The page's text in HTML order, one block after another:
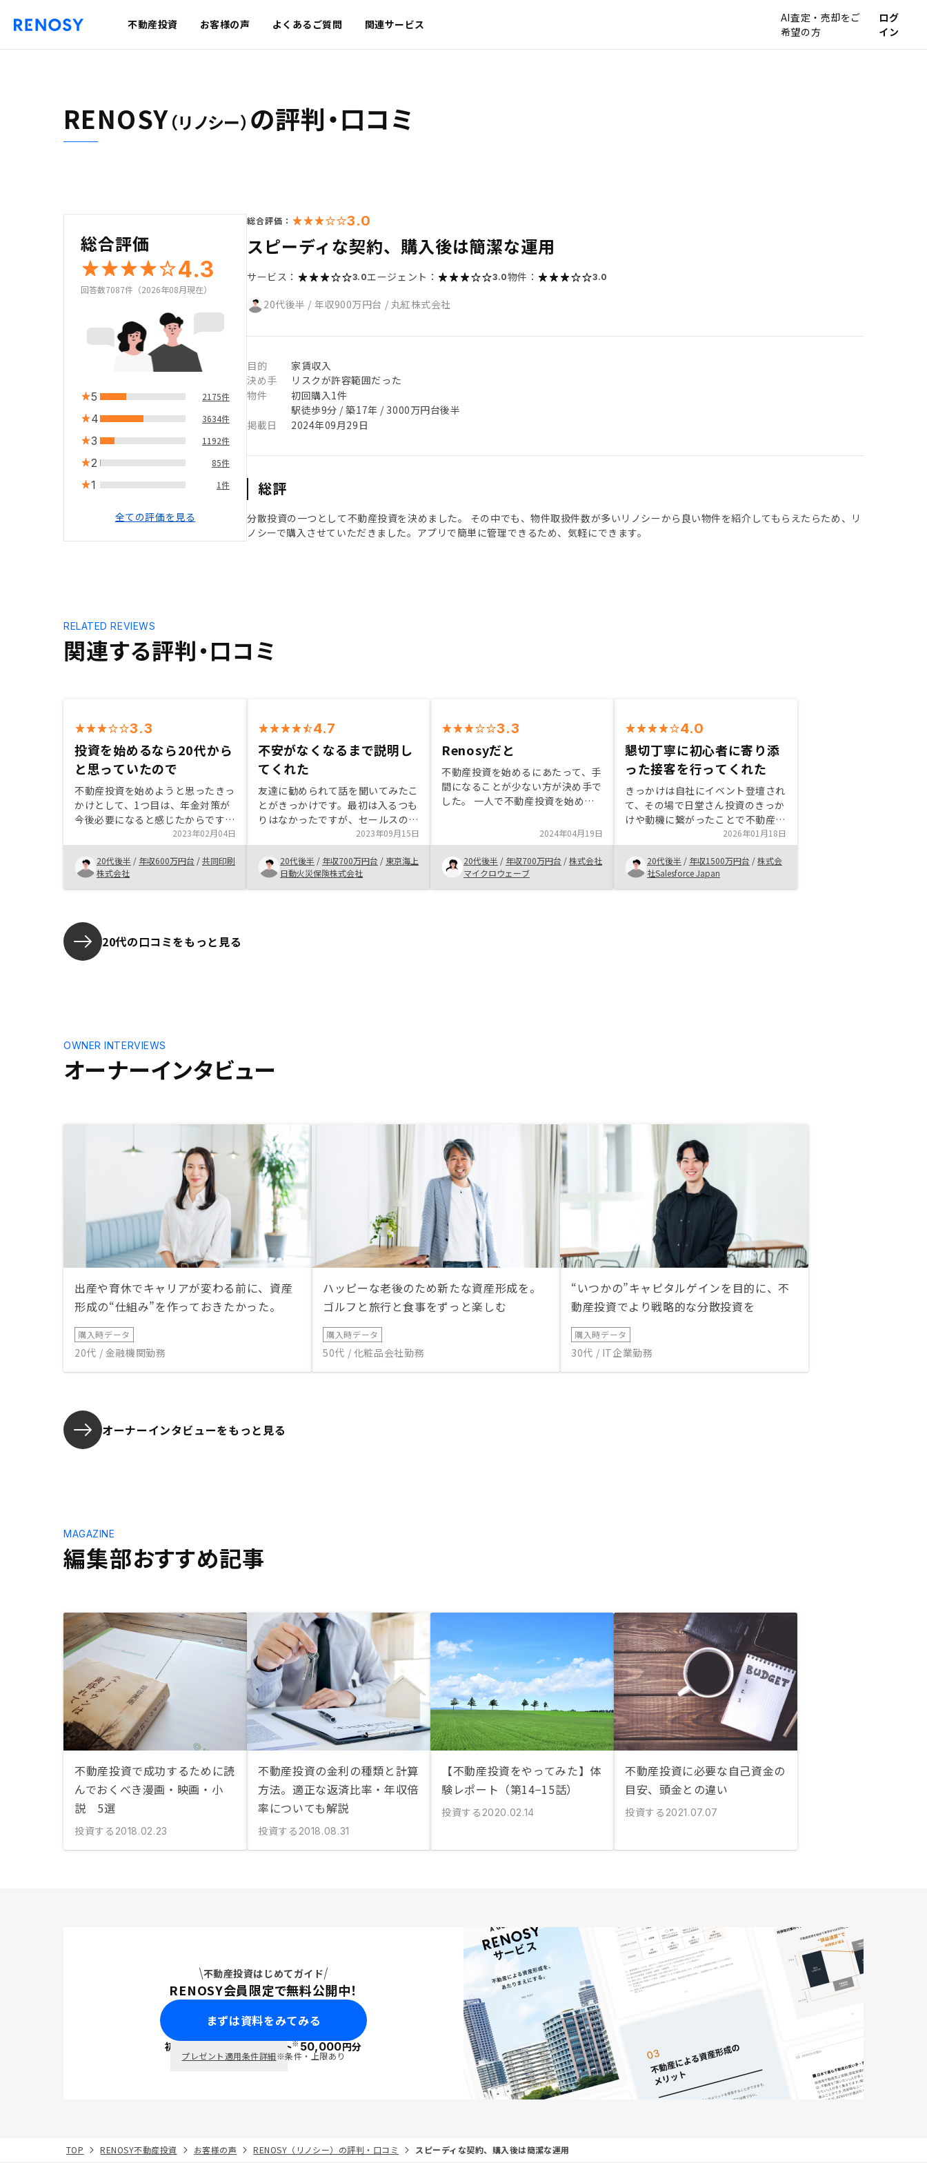
不動産投資 お客様の声 よくあるご質問 関連サービス
AI査定・売却をご
希望の方
ログ
イン
RENOSY（リノシー） の評判・口コミ
総合評価
4.3
回答数7087件（2026年08月現在）
5 2175件
4 3634件
3 1192件
2 85件
1 1件
全ての評価を見る
総合評価： 3.0
スピーディな契約、購入後は簡潔な運用
サービス： 3.0エージェント： 3.0物件： 3.0
20代後半 / 年収900万円台 / 丸紅株式会社
目的
家賃収入
決め手
リスクが許容範囲だった
物件
初回購入1件
駅徒歩9分 / 築17年 / 3000万円台後半
掲載日
2024年09月29日
総評
分散投資の一つとして不動産投資を決めました。 その中でも、物件取扱件数が多いリノシーから良い物件を紹介してもらえたらため、リ
ノシーで購入させていただきました。アプリで簡単に管理できるため、気軽にできます。
関連する評判・口コミ
RELATED REVIEWS
3.3
投資を始めるなら20代から
と思っていたので
不動産投資を始めようと思ったきっ
かけとして、1つ目は、年金対策が
今後必要になると感じたからです。
20代から始めないと遅いと思った
のもその理由です。 2つ目は、貯金
が一定額貯まったら何かしらの投資
をしてみようと思っていたところ、
自分の年収層が多い投資先だったこ
ションやアプリでの管理ができるこ
とは今のデータ化、情報化社会に移
り変わっていく中では今後先陣を切
れるのではと思ったので会社自体に
2023年02月04日
20代後半 / 年収600万円台 /共同印刷
株式会社
4.7
不安がなくなるまで説明し
てくれた
友達に勧められて話を聞いてみたこ
とがきっかけです。最初は入るつも
りはなかったですが、セールスの方
が丁寧に提案をしてくださり、興味
が湧いてきました。結果将来の年金
や資産形成、節税対策になると判断
し、購入を決断しました。
2023年09月15日
20代後半 / 年収700万円台 / 東京海上
日動火災保険株式会社
3.3
Renosyだと
不動産投資を始めるにあたって、手
間になることが少ない方が決め手で
した。 一人で不動産投資を始める
してもらえることはありがたかった
です。 可能な限り物件数を増やし
ていきたいと思ってます。
2024年04月19日
20代後半 / 年収700万円台 /株式会社
マイクロウェーブ
4.0
懇切丁寧に初心者に寄り添
った接客を行ってくれた
きっかけは自社にイベント登壇され
て、その場で日堂さん投資のきっか
けや動機に繋がったことで不動産投
資に興味関心を抱いたことがきっか
けである。購入検討に関しては今後
の需要や街自体の発展が見込めるこ
とで家賃値上げを行っても十分利益
が見込めると判断できたため購入に
2026年01月18日
20代後半 / 年収1500万円台 /株式会
社Salesforce Japan
20代の口コミをもっと見る
オーナーインタビュー
OWNER INTERVIEWS
出産や育休でキャリアが変わる前に、資産
形成の“仕組み”を作っておきたかった。
購入時データ
20代 / 金融機関勤務
ハッピーな老後のため新たな資産形成を。
ゴルフと旅行と食事をずっと楽しむ
購入時データ
50代 / 化粧品会社勤務
“いつかの”キャピタルゲインを目的に、不
動産投資でより戦略的な分散投資を
購入時データ
30代 / IT企業勤務
オーナーインタビューをもっと見る
編集部おすすめ記事
MAGAZINE
不動産投資で成功するために読
んでおくべき漫画・映画・小
説 5選
投資する 2018.02.23
不動産投資の金利の種類と計算
方法。適正な返済比率・年収倍
率についても解説
投資する 2018.08.31
【不動産投資をやってみた】体
験レポート（第14−15話）
投資する 2020.02.14
不動産投資に必要な自己資金の
目安、頭金との違い
投資する 2021.07.07
不動産投資はじめてガイド
RENOSY会員限定で無料公開中！
まずは資料をみてみる
初回面談で ポイント※50,000円分
プレゼント適用条件詳細※条件・上限あり
TOP RENOSY不動産投資 お客様の声 RENOSY（リノシー）の評判・口コミ スピーディな契約、購入後は簡潔な運用